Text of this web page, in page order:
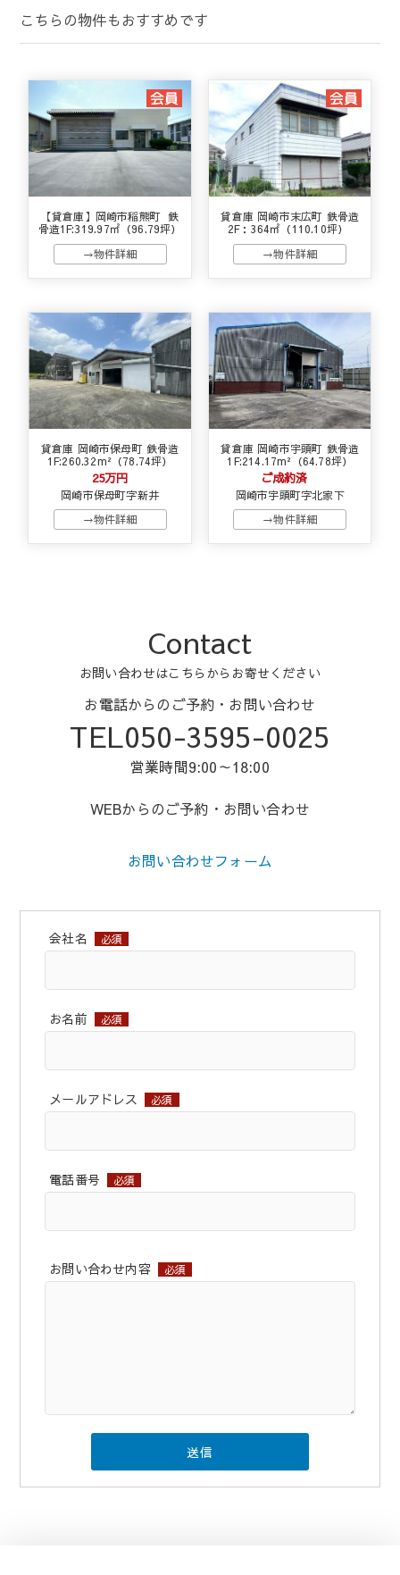
こちらの物件もおすすめです
【貸倉庫】岡崎市稲熊町 鉄
骨造1F:319.97㎡（96.79坪）
→物件詳細
貸倉庫 岡崎市末広町 鉄骨造
2F：364㎡（110.10坪）
→物件詳細
貸倉庫 岡崎市保母町 鉄骨造
1F:260.32m²（78.74坪）
25万円
岡崎市保母町字新井
→物件詳細
貸倉庫 岡崎市宇頭町 鉄骨造
1F:214.17m²（64.78坪）
ご成約済
岡崎市宇頭町字北家下
→物件詳細
Contact
お問い合わせはこちらからお寄せください
お電話からのご予約・お問い合わせ
TEL050-3595-0025
営業時間9:00～18:00
WEBからのご予約・お問い合わせ
お問い合わせフォーム
会社名 必須
お名前 必須
メールアドレス 必須
電話番号 必須
お問い合わせ内容 必須